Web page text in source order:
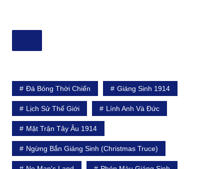
Đá Bóng Thời Chiến Giáng Sinh 1914
Lịch Sử Thế Giới Lính Anh Và Đức
Mặt Trận Tây Âu 1914
Ngừng Bắn Giáng Sinh (Christmas Truce)